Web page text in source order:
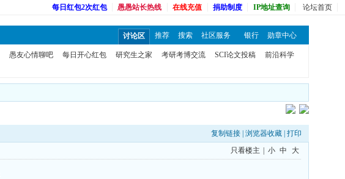
每日红包2次红包 愚愚站长热线 在线充值 捐助制度 IP地址查询 论坛首页
讨论区 推荐 搜索 社区服务 银行 勋章中心
愚友心情聊吧 每日开心红包 研究生之家 考研考博交流 SCI论文投稿 前沿科学
复制链接| 浏览器收藏| 打印
只看楼主 小 中 大